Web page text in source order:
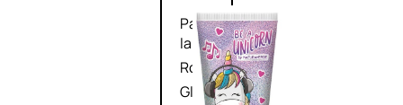
Palette
labbra
Rossetto
Gloss